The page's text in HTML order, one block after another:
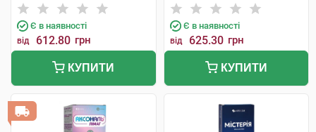
Є в наявності
від 612.80 грн
КУПИТИ
Є в наявності
від 625.30 грн
КУПИТИ